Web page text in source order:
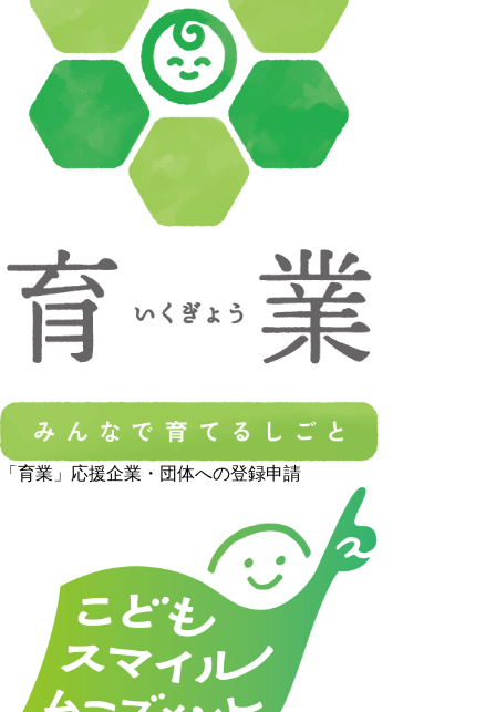
「育業」応援企業・団体への登録申請